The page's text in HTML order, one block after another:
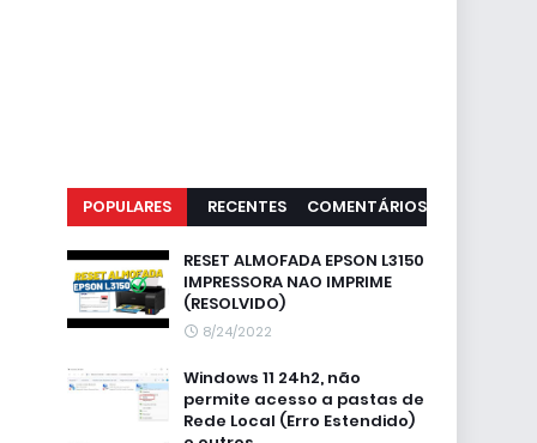
POPULARES RECENTES COMENTÁRIOS
RESET ALMOFADA EPSON L3150
IMPRESSORA NAO IMPRIME
(RESOLVIDO)
8/24/2022
Windows 11 24h2, não
permite acesso a pastas de
Rede Local (Erro Estendido)